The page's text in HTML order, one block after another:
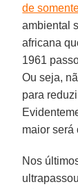
de
ambiental
africana
1961
Ou seja,
para
maior será
Nos